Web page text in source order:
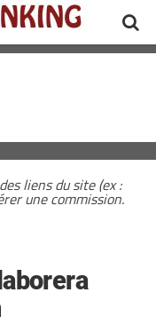
liens du site (ex :
une commission.